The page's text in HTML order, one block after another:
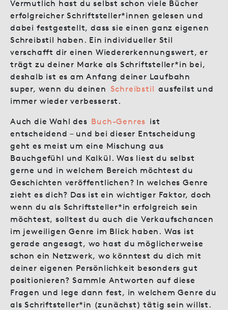
Vermutlich hast du selbst schon viele Bücher
erfolgreicher Schriftsteller*innen gelesen und
dabei festgestellt, dass sie einen ganz eigenen
Schreibstil haben. Ein individueller Stil
verschafft dir einen Wiedererkennungswert, er
trägt zu deiner Marke als Schriftsteller*in bei,
deshalb ist es am Anfang deiner Laufbahn
super, wenn du deinen Schreibstil ausfeilst und
immer wieder verbesserst.
Auch die Wahl des Buch-Genres ist
entscheidend – und bei dieser Entscheidung
geht es meist um eine Mischung aus
Bauchgefühl und Kalkül. Was liest du selbst
gerne und in welchem Bereich möchtest du
Geschichten veröffentlichen? In welches Genre
zieht es dich? Das ist ein wichtiger Faktor, doch
wenn du als Schriftsteller*in erfolgreich sein
möchtest, solltest du auch die Verkaufschancen
im jeweiligen Genre im Blick haben. Was ist
gerade angesagt, wo hast du möglicherweise
schon ein Netzwerk, wo könntest du dich mit
deiner eigenen Persönlichkeit besonders gut
positionieren? Sammle Antworten auf diese
Fragen und lege dann fest, in welchem Genre du
als Schriftsteller*in (zunächst) tätig sein willst.